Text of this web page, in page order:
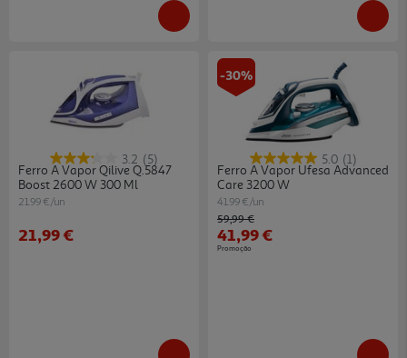
3.2 (5)
Ferro A Vapor Qilive Q.5847
Boost 2600 W 300 Ml
21.99 €/un
21,99 €
-30%
5.0 (1)
Ferro A Vapor Ufesa Advanced
Care 3200 W
41.99 €/un
Price reduced from
59,99 €to
41,99 €
Promoção